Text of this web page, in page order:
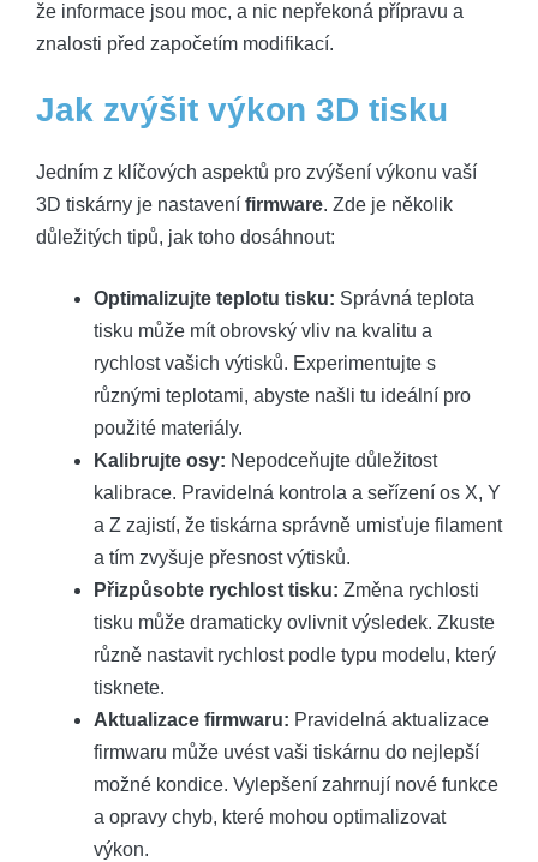
že informace jsou moc, a nic nepřekoná přípravu a
znalosti před započetím modifikací.
Jak zvýšit výkon 3D tisku
Jedním z klíčových aspektů pro zvýšení výkonu vaší
3D tiskárny je nastavení firmware. Zde je několik
důležitých tipů, jak toho dosáhnout:
Optimalizujte teplotu tisku: Správná teplota
tisku může mít obrovský vliv na kvalitu a
rychlost vašich výtisků. Experimentujte s
různými teplotami, abyste našli tu ideální pro
použité materiály.
Kalibrujte osy: Nepodceňujte důležitost
kalibrace. Pravidelná kontrola a seřízení os X, Y
a Z zajistí, že tiskárna správně umisťuje filament
a tím zvyšuje přesnost výtisků.
Přizpůsobte rychlost tisku: Změna rychlosti
tisku může dramaticky ovlivnit výsledek. Zkuste
různě nastavit rychlost podle typu modelu, který
tisknete.
Aktualizace firmwaru: Pravidelná aktualizace
firmwaru může uvést vaši tiskárnu do nejlepší
možné kondice. Vylepšení zahrnují nové funkce
a opravy chyb, které mohou optimalizovat
výkon.